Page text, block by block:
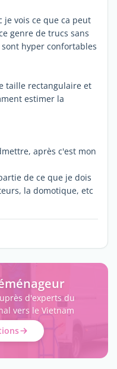
je vois ce que ca peut
genre de trucs sans
hyper confortables
taille rectangulaire et
estimer la
après c'est mon
de ce que je dois
la domotique, etc
d'experts du
vers le Vietnam